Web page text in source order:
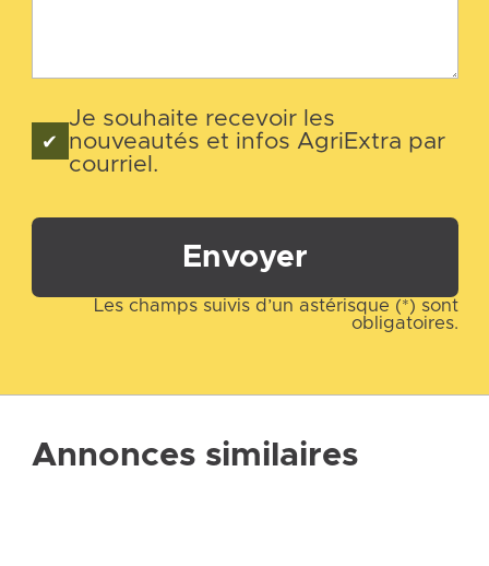
Je souhaite recevoir les
nouveautés et infos AgriExtra par
courriel.
Envoyer
Les champs suivis d’un astérisque (*) sont
obligatoires.
Annonces similaires